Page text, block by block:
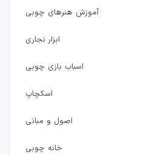
آموزش هنرهای چوبی
ابزار نجاری
اسباب بازی چوبی
اسکچاپ
اصول و مبانی
خانه چوبی